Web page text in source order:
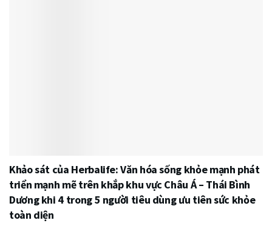
Khảo sát của Herbalife: Văn hóa sống khỏe mạnh phát
triển mạnh mẽ trên khắp khu vực Châu Á – Thái Bình
Dương khi 4 trong 5 người tiêu dùng ưu tiên sức khỏe
toàn diện